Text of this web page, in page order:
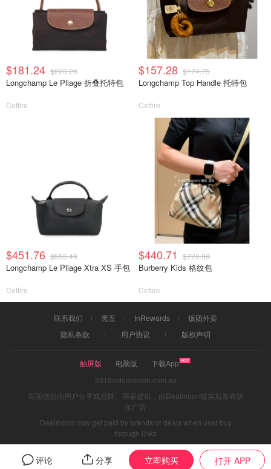
$181.24 $220.20
Longchamp Le Pliage 折叠托特包
Cettire
$157.28 $174.75
Longchamp Top Handle 托特包
Cettire
$451.76 $556.48
Longchamp Le Pliage Xtra XS 手包
Cettire
$440.71 $720.08
Burberry Kids 格纹包
Cettire
评论 分享 立即购买 打开 APP
联系我们 黑五 InRewards
饭团外卖
隐私条款
用户协议 版权声明
触屏版 电脑版
下载App
2019©dealmoon.com.au
页面信息由用户分享或品牌、商家提供，由Dealmoon核实后发布折
扣广告
Dealmoon may get paid by brands or deals when user buy
through links